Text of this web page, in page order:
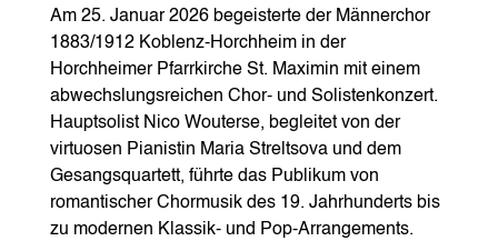
Am 25. Januar 2026 begeisterte der Männerchor
1883/1912 Koblenz-Horchheim in der
Horchheimer Pfarrkirche St. Maximin mit einem
abwechslungsreichen Chor‑ und Solistenkonzert.
Hauptsolist Nico Wouterse, begleitet von der
virtuosen Pianistin Maria Streltsova und dem
Gesangsquartett, führte das Publikum von
romantischer Chormusik des 19. Jahrhunderts bis
zu modernen Klassik‑ und Pop‑Arrangements.